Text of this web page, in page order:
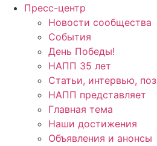
Пресс-центр
Новости сообщества
События
День Победы!
НАПП 35 лет
Статьи, интервью,
НАПП представляет
Главная тема
Наши достижения
Объявления и анонсы